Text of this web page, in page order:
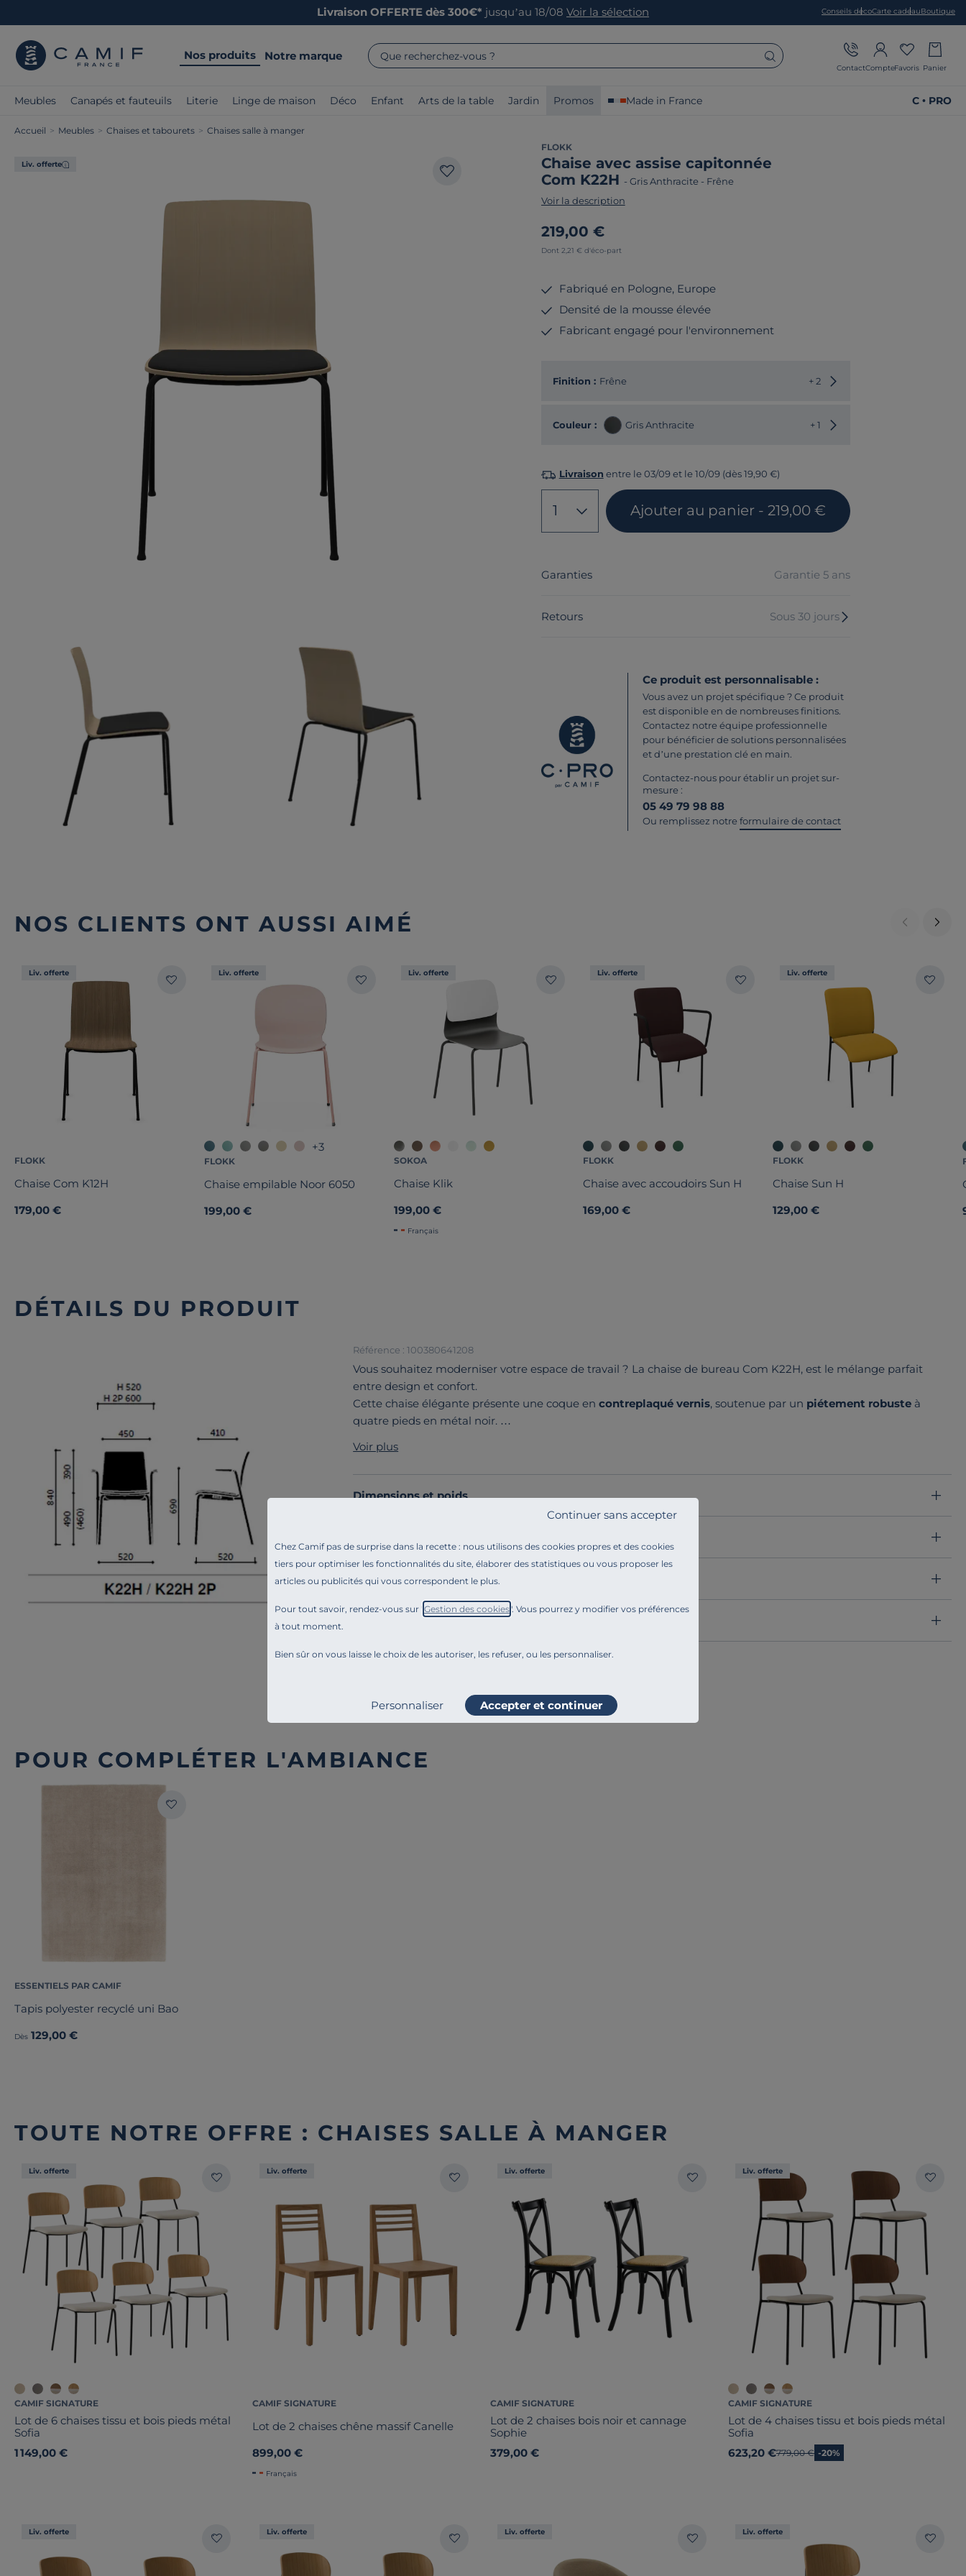
Chez Camif pas de surprise dans la recette : nous utilisons des cookies propres et des cookies
tiers pour optimiser les fonctionnalités du site, élaborer des statistiques ou vous proposer les
articles ou publicités qui vous correspondent le plus.
Pour tout savoir, rendez-vous sur " Gestion des cookies". Vous pourrez y modifier vos préférences
à tout moment.
Bien sûr on vous laisse le choix de les autoriser, les refuser, ou les personnaliser.
Continuer sans accepter
Personnaliser Accepter et continuer
Livraison OFFERTE dès 300€* jusqu’au 18/08 Voir la sélection Conseils décoCarte cadeauBoutique
Nos produits Notre marque Que recherchez-vous ?
ContactCompteFavoris Panier
Meubles Canapés et fauteuils Literie Linge de maison Déco Enfant Arts de la table Jardin Promos Made in France C • PRO
Accueil > Meubles > Chaises et tabourets > Chaises salle à manger
Liv. offerte
FLOKK
Chaise avec assise capitonnée
Com K22H - Gris Anthracite - Frêne
Voir la description
219,00 €
Dont 2,21 € d'éco-part
Fabriqué en Pologne, Europe
Densité de la mousse élevée
Fabricant engagé pour l'environnement
Finition : Frêne + 2 Choisir une autre valeur
Couleur : Gris Anthracite + 1 Choisir une autre couleur
Livraison entre le 03/09 et le 10/09 (dès 19,90 €)
1 Ajouter au panier - 219,00 €
Garanties Garantie 5 ans
Retours Sous 30 jours
Ce produit est personnalisable :
Vous avez un projet spécifique ? Ce produit
est disponible en de nombreuses finitions.
Contactez notre équipe professionnelle
pour bénéficier de solutions personnalisées
et d’une prestation clé en main.
Contactez-nous pour établir un projet sur-
mesure :
05 49 79 98 88
Ou remplissez notre formulaire de contact
NOS CLIENTS ONT AUSSI AIMÉ
Liv. offerte
FLOKK
Chaise Com K12H
179,00 €
Liv. offerte
+3
FLOKK
Chaise empilable Noor 6050
199,00 €
Liv. offerte
SOKOA
Chaise Klik
199,00 €
Français
Liv. offerte
FLOKK
Chaise avec accoudoirs Sun H
169,00 €
Liv. offerte
FLOKK
Chaise Sun H
129,00 €
DÉTAILS DU PRODUIT
Référence : 100380641208
Vous souhaitez moderniser votre espace de travail ? La chaise de bureau Com K22H, est le mélange parfait
entre design et confort.
Cette chaise élégante présente une coque encontreplaqué vernis, soutenue par un piétement robuste à
quatre pieds en métal noir.
chênepour une ambiance chaleureuse ou le
L'assise capitonnée, offre un confort optimal pour de longues heures de travail. Avec son design épuré et ses
finitions de qualité, la chaise Com K22H est l'addition parfaite à tout bureau moderne.
Voir plus
Dimensions et poids
Caractéristiques techniques
Engagements et traçabilité
POUR COMPLÉTER L'AMBIANCE
ESSENTIELS PAR CAMIF
Tapis polyester recyclé uni Bao
Dès 129,00 €
TOUTE NOTRE OFFRE : CHAISES SALLE À MANGER
Liv. offerte
CAMIF SIGNATURE
Lot de 6 chaises tissu et bois pieds métal
Sofia
1 149,00 €
Liv. offerte
CAMIF SIGNATURE
Lot de 2 chaises chêne massif Canelle
899,00 €
Français
Liv. offerte
CAMIF SIGNATURE
Lot de 2 chaises bois noir et cannage
Sophie
379,00 €
Liv. offerte
CAMIF SIGNATURE
Lot de 4 chaises tissu et bois pieds métal
Sofia
623,20 €Ancien prix
779,00 € -20%
Liv. offerte Liv. offerte Liv. offerte Liv. offerte